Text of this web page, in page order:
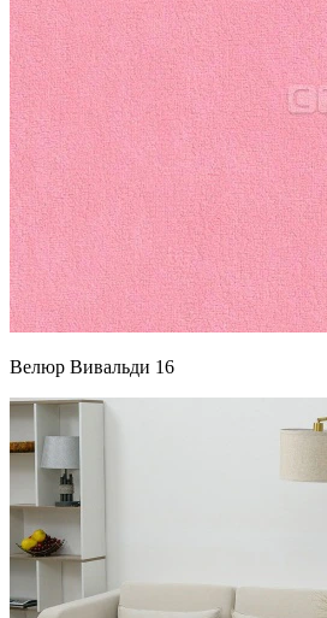
Велюр Вивальди 16